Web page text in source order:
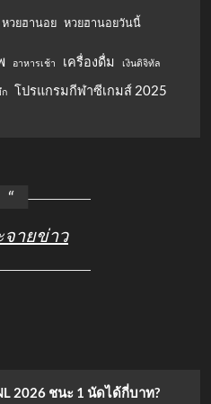
หวยฮานอย หวยฮานอยวันนี้
อาหารเช้า เครื่องดื่ม เงินดิจิทัล
โปรแกรมกีฬาซีเกมส์ 2025
จายข่าว
2026 ชนะ 1 นัดได้กี่บาท?